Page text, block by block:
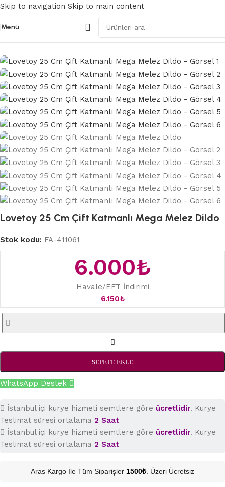
Skip to navigation Skip to main content
Menü
Gerçekçi Dildolar
Lovetoy 25 Cm Çift Katmanlı Mega Melez Dildo
Stok kodu: FA-411061
6.000₺
Havale/EFT İndirimi
6.150₺
SEPETE EKLE
WhatsApp Destek
İstanbul içi kurye hizmeti semtlere göre ücretlidir. Kurye
Teslimat süresi ortalama 2 Saat
İstanbul içi kurye hizmeti semtlere göre ücretlidir. Kurye
Teslimat süresi ortalama 2 Saat
Aras Kargo İle Tüm Siparişler 1500₺ . Üzeri Ücretsiz